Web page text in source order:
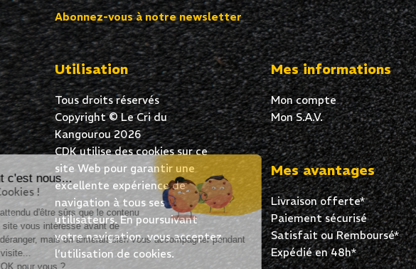
Salut c'est nous...
les Cookies !
On a attendu d'être sûrs que le contenu
de ce site vous intéresse avant de
vous déranger, mais on aimerait bien vous accompagner pendant
votre visite...
C'est OK pour vous ?
Abonnez-vous à notre newsletter
Utilisation
Tous droits réservés
Copyright © Le Cri du
Kangourou 2026
CDK utilise des cookies sur ce
site Web pour garantir une
excellente expérience de
navigation à tous ses
utilisateurs. En poursuivant
votre navigation, vous acceptez
l’utilisation de cookies.
Mes informations
Mon compte
Mon S.A.V.
Mes avantages
Livraison offerte*
Paiement sécurisé
Satisfait ou Remboursé*
Expédié en 48h*